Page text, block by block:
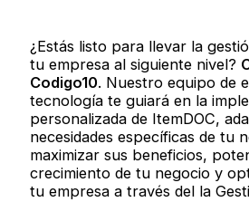
¿Estás listo para llevar la
tu empresa al siguiente nivel?
Codigo10. Nuestro equipo de
tecnología te guiará en la
personalizada de ItemDOC,
necesidades específicas de tu
maximizar sus beneficios,
crecimiento de tu negocio y
tu empresa a través del la